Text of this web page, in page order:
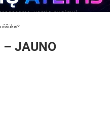
iššūkis?
– JAUNO